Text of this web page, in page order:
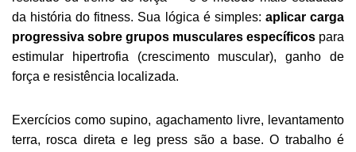
da história do fitness. Sua lógica é simples: aplicar carga
progressiva sobre grupos musculares específicos para
estimular hipertrofia (crescimento muscular), ganho de
força e resistência localizada.
Exercícios como supino, agachamento livre, levantamento
terra, rosca direta e leg press são a base. O trabalho é